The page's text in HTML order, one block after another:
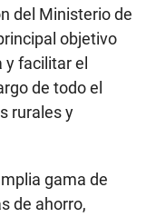
del Ministerio de
objetivo
facilitar el
de todo el
rurales y
gama de
de ahorro,